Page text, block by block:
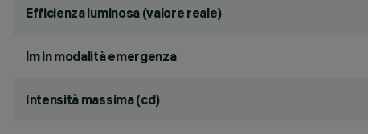
Efficienza luminosa (valore reale)
lm in modalità emergenza
Intensità massima (cd)